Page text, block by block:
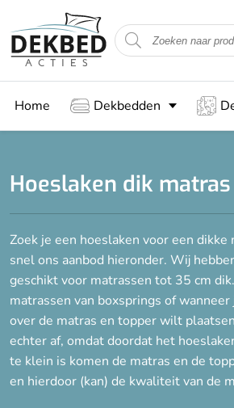
Home Dekbedden
Hoeslaken dik
Zoek je een hoeslaken voor een dikke
snel ons aanbod hieronder. Wij
geschikt voor matrassen tot 35 cm
matrassen van boxsprings of
over de matras en topper wilt
echter af, omdat doordat het
te klein is komen de matras en de
en hierdoor (kan) de kwaliteit van de
Filteren
Breedte
100 cm
160 cm
190 cm
200 cm
80 cm
90 cm
Lengte